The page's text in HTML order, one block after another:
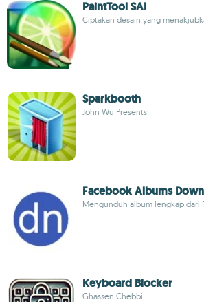
PaintTool SAI
Ciptakan desain yang
Sparkbooth
John Wu Presents
Facebook Albums
Mengunduh album lengkap dari
Keyboard Blocker
Ghassen Chebbi